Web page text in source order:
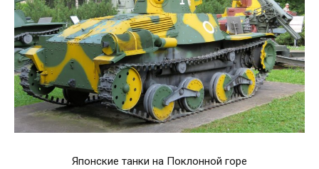
Японские танки на Поклонной горе